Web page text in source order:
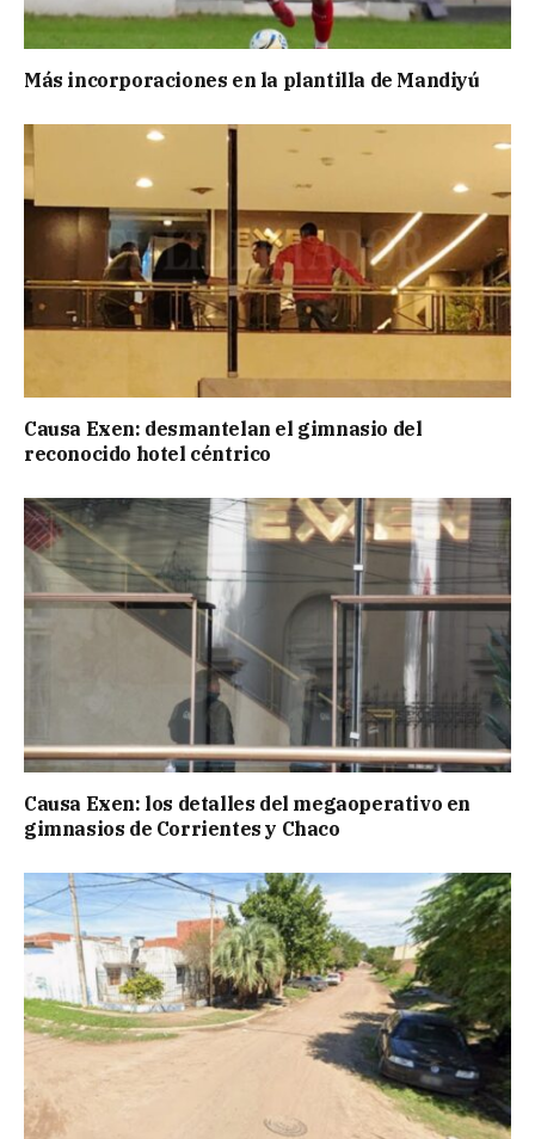
Más incorporaciones en la plantilla de Mandiyú
Causa Exen: desmantelan el gimnasio del
reconocido hotel céntrico
Causa Exen: los detalles del megaoperativo en
gimnasios de Corrientes y Chaco